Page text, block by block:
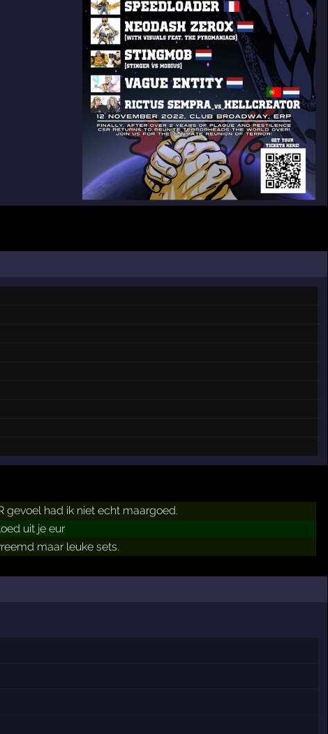
gevoel had ik niet echt maargoed.
uit je eur
maar leuke sets.